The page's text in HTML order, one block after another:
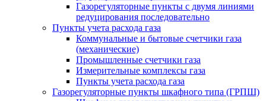
Газорегуляторные пункты с двумя линиями
редуцирования последовательно
Пункты учета расхода газа
Коммунальные и бытовые счетчики газа
(механические)
Промышленные счетчики газа
Измерительные комплексы газа
Пункты учета расхода газа
Газорегуляторные пункты шкафного типа (ГРПШ)